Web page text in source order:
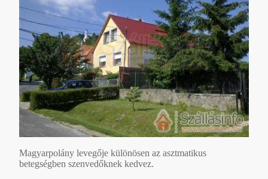
Magyarpolány levegője különösen az asztmatikus
betegségben szenvedőknek kedvez.